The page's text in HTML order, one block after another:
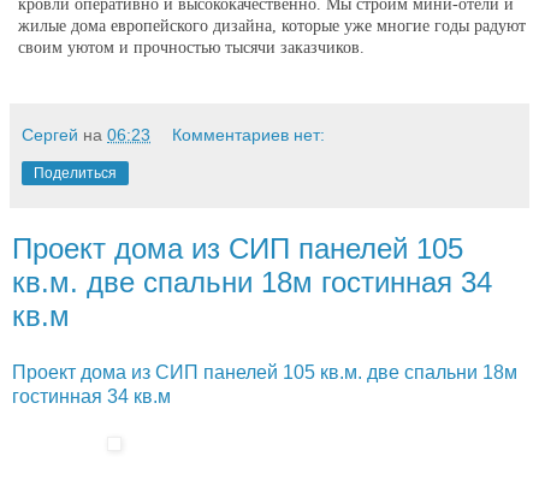
кровли оперативно и высококачественно. Мы строим мини-отели и
жилые дома европейского дизайна, которые уже многие годы радуют
своим уютом и прочностью тысячи заказчиков.
Сергей на 06:23 Комментариев нет:
Поделиться
Проект дома из СИП панелей 105
кв.м. две спальни 18м гостинная 34
кв.м
Проект дома из СИП панелей 105 кв.м. две спальни 18м
гостинная 34 кв.м